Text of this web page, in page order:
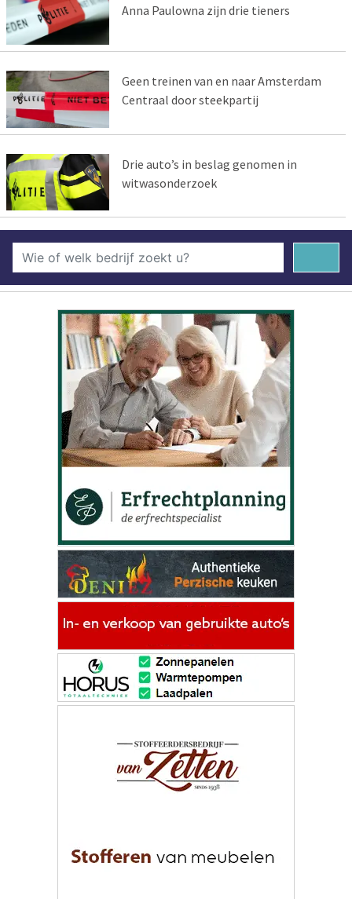
Anna Paulowna zijn drie tieners
Geen treinen van en naar Amsterdam
Centraal door steekpartij
Drie auto’s in beslag genomen in
witwasonderzoek